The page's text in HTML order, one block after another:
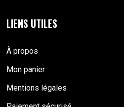
LIENS UTILES
À propos
Mon panier
Mentions légales